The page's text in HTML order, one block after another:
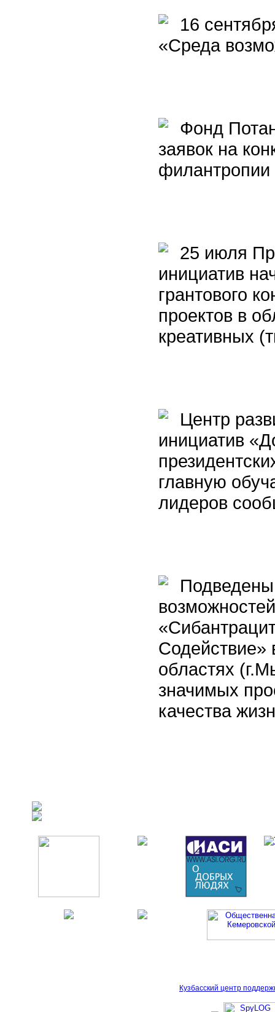
16
«Среда
Фонд
заявок на
филантропии
25 июля
инициатив
грантового
проектов в
креативных
Центр
инициатив
главную
лидеров
Подведены
Содействие»
областях
значимых
качества
Кузбасский центр